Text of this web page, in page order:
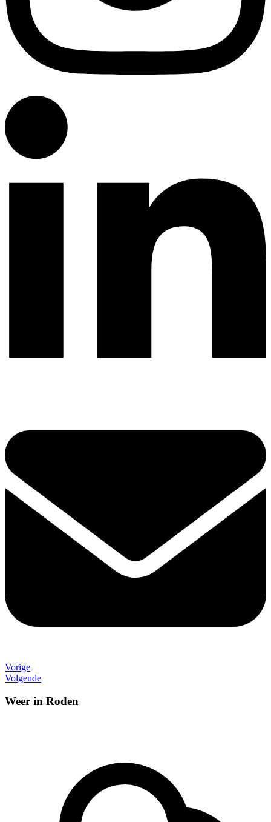
Vorige
Volgende
Weer in Roden